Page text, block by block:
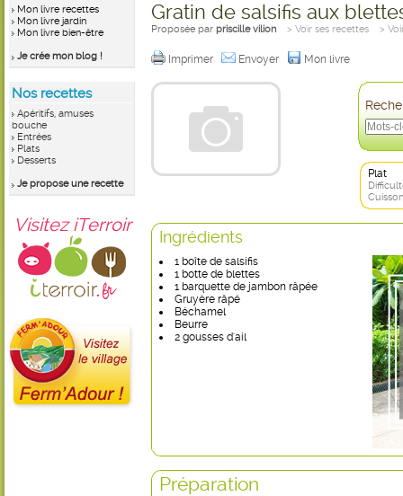
Mon livre recettes
Mon livre jardin
Mon livre bien-être
Je crée mon blog !
Nos recettes
Apéritifs, amuses
bouche
Entrées
Plats
Desserts
Je propose une recette
Visitez iTerroir
Gratin de salsifis aux
Proposée par priscille vilion > Voir ses recettes >
Imprimer Envoyer Mon livre
Plat
Ingrédients
1 boîte de salsifis
1 botte de blettes
1 barquette de jambon râpée
Gruyère râpé
Béchamel
Beurre
2 gousses d'ail
Préparation